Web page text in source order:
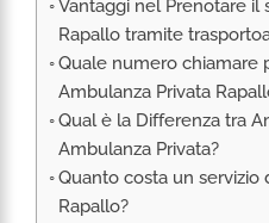
RIMPATRIO SANITARIO
AMBULANZA SET
VOLO SANITARIO
TRASPORTO SANITARIO:
ELIAMBULANZA ED
TRASPORTO ECMO O
EXTRACORPOREA
Vantaggi nel Prenotare il
Rapallo tramite
Quale numero chiamare
Ambulanza Privata
Qual è la Differenza tra
Ambulanza Privata?
Quanto costa un servizio
Rapallo?